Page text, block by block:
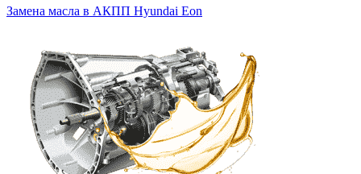
Замена масла в АКПП Hyundai Eon